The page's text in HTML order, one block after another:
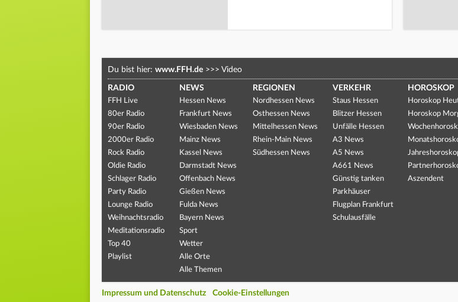
Du bist hier: www.FFH.de >>> Video
RADIO
FFH Live
80er Radio
90er Radio
2000er Radio
Rock Radio
Oldie Radio
Schlager Radio
Party Radio
Lounge Radio
Weihnachtsradio
Meditationsradio
Top 40
Playlist
NEWS
Hessen News
Frankfurt News
Wiesbaden News
Mainz News
Kassel News
Darmstadt News
Offenbach News
Gießen News
Fulda News
Bayern News
Sport
Wetter
Alle Orte
Alle Themen
REGIONEN
Nordhessen News
Osthessen News
Mittelhessen News
Rhein-Main News
Südhessen News
VERKEHR
Staus Hessen
Blitzer Hessen
Unfälle Hessen
A3 News
A5 News
A661 News
Günstig tanken
Parkhäuser
Flugplan Frankfurt
Schulausfälle
HOROSKOP
Horoskop
Horoskop
Aszendent
Impressum und Datenschutz Cookie-Einstellungen